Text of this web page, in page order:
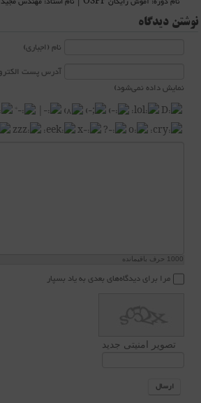
نوشتن دیدگاه
نام (اجباری)
آدرس پست
نمایش داده نمی‌شود)
1000 حرف باقیمانده
مرا برای دیدگاه‌های بعدی به یاد بسپار
تصویر امنیتی جدید
ارسال